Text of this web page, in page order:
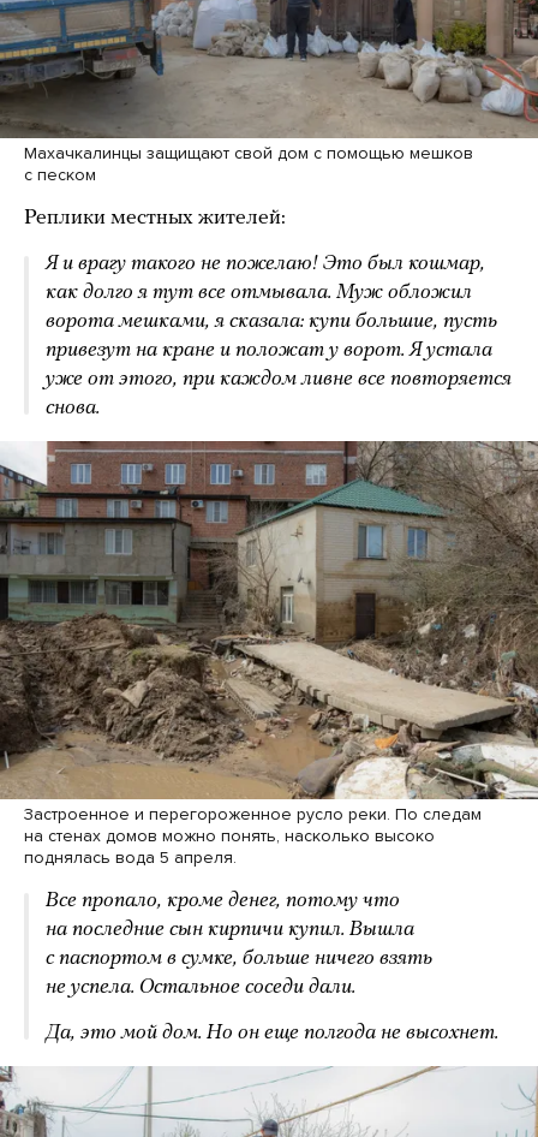
Махачкалинцы защищают свой дом с помощью мешков
с песком
Реплики местных жителей:
Я и врагу такого не пожелаю! Это был кошмар,
как долго я тут все отмывала. Муж обложил
ворота мешками, я сказала: купи большие, пусть
привезут на кране и положат у ворот. Я устала
уже от этого, при каждом ливне все повторяется
снова.
Застроенное и перегороженное русло реки. По следам
на стенах домов можно понять, насколько высоко
поднялась вода 5 апреля.
Все пропало, кроме денег, потому что
на последние сын кирпичи купил. Вышла
с паспортом в сумке, больше ничего взять
не успела. Остальное соседи дали.
Да, это мой дом. Но он еще полгода не высохнет.